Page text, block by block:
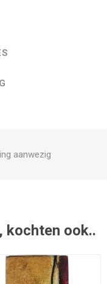
aanwezig
kochten ook..